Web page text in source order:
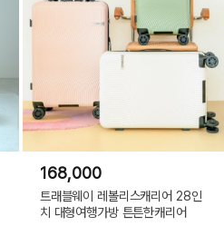
168,000
트래블웨이 레볼리스캐리어 28인
치 대형여행가방 튼튼한캐리어